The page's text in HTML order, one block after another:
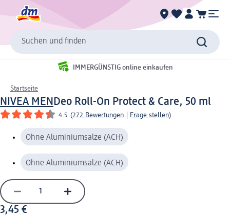
Suchen und finden
IMMERGÜNSTIG online einkaufen
Startseite
NIVEA MENDeo Roll-On Protect & Care, 50 ml
4.5 (272 Bewertungen Frage stellen)
Ohne Aluminiumsalze (ACH)
Ohne Aluminiumsalze (ACH)
3,45 €